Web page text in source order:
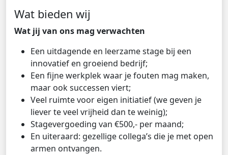
Wat bieden wij
Wat jij van ons mag verwachten
Een uitdagende en leerzame stage bij een
innovatief en groeiend bedrijf;
Een fijne werkplek waar je fouten mag maken,
maar ook successen viert;
Veel ruimte voor eigen initiatief (we geven je
liever te veel vrijheid dan te weinig);
Stagevergoeding van €500,- per maand;
En uiteraard: gezellige collega’s die je met open
armen ontvangen.